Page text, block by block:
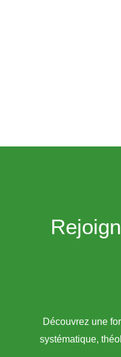
Découvrez une
systématique,